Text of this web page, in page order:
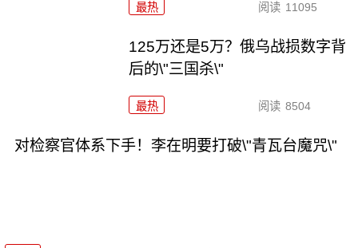
最热 阅读 11095
125万还是5万？俄乌战损数字背
后的\"三国杀\"
最热 阅读 8504
对检察官体系下手！李在明要打破\"青瓦台魔咒\"